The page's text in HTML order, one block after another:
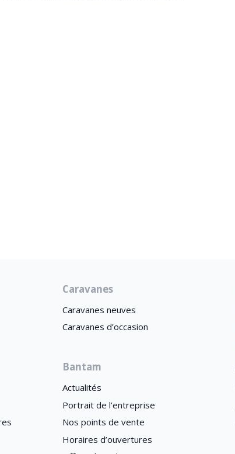
Caravanes
Caravanes neuves
Caravanes d’occasion
Bantam
Actualités
Portrait de l’entreprise
Nos points de vente
Horaires d’ouvertures